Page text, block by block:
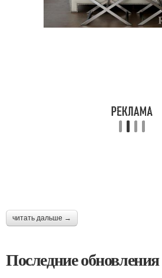
читать дальше →
Последние обновления